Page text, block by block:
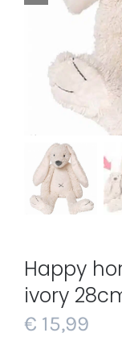
Happy
ivory
€ 15,99